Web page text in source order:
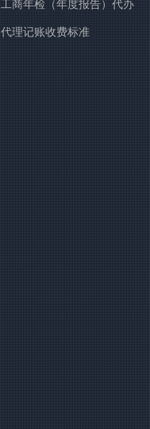
工商年检（年度报告）代办
服务
代理记账收费标准